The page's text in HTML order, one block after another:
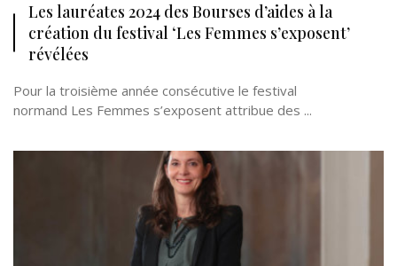
Les lauréates 2024 des Bourses d’aides à la
création du festival ‘Les Femmes s’exposent’
révélées
Pour la troisième année consécutive le festival
normand Les Femmes s’exposent attribue des ...